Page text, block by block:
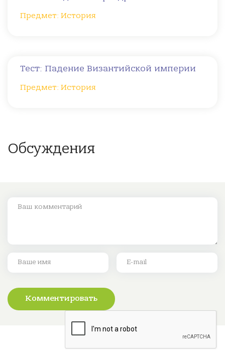
Предмет: История
Тест: Падение Византийской империи
Предмет: История
Обсуждения
Комментировать